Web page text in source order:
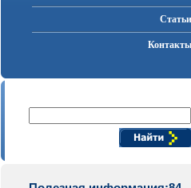
Статьи
Контакты